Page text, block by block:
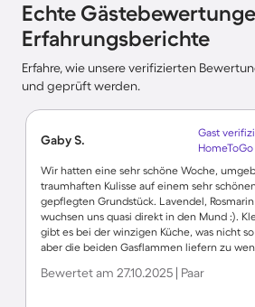
Echte
Erfahrungsberichte
Erfahre, wie unsere verifizierten
und geprüft werden.
Gaby S.
Gast
HomeToGo
Wir hatten eine sehr schöne Woche,
traumhaften Kulisse auf einem sehr
gepflegten Grundstück. Lavendel,
wuchsen uns quasi direkt in den Mund :).
gibt es bei der winzigen Küche, was nicht
aber die beiden Gasflammen liefern zu
draußen die Möglichkeit, auf einem sehr
Bewertet am 27.10.2025 | Paar